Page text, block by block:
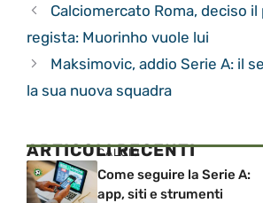
Calciomercato Roma, deciso il
regista: Muorinho vuole lui
Maksimovic, addio Serie A: il
la sua nuova squadra
ARTICOLI RECENTI
CALCIO
Come seguire la Serie A:
app, siti e strumenti